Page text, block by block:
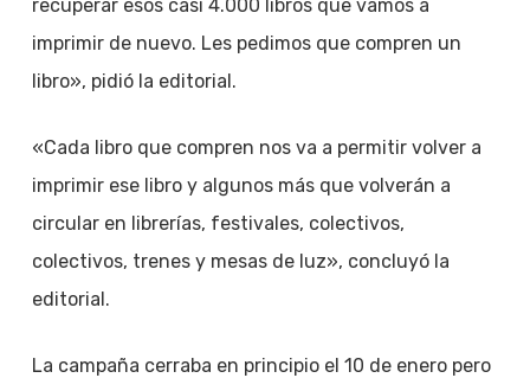
recuperar esos casi 4.000 libros que vamos a
imprimir de nuevo. Les pedimos que compren un
libro», pidió la editorial.
«Cada libro que compren nos va a permitir volver a
imprimir ese libro y algunos más que volverán a
circular en librerías, festivales, colectivos,
colectivos, trenes y mesas de luz», concluyó la
editorial.
La campaña cerraba en principio el 10 de enero pero